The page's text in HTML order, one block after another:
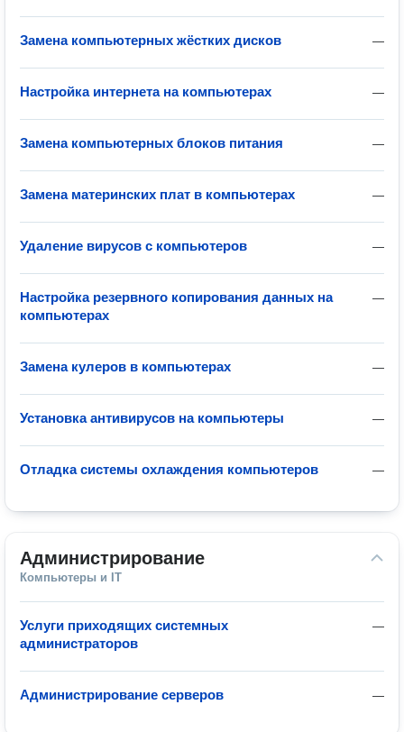
—
Замена компьютерных жёстких дисков
—
Настройка интернета на компьютерах
—
Замена компьютерных блоков питания
—
Замена материнских плат в компьютерах
—
Удаление вирусов с компьютеров
—
Настройка резервного копирования данных на
компьютерах
—
Замена кулеров в компьютерах
—
Установка антивирусов на компьютеры
—
Отладка системы охлаждения компьютеров
Администрирование
Компьютеры и IT
—
Услуги приходящих системных
администраторов
—
Администрирование серверов